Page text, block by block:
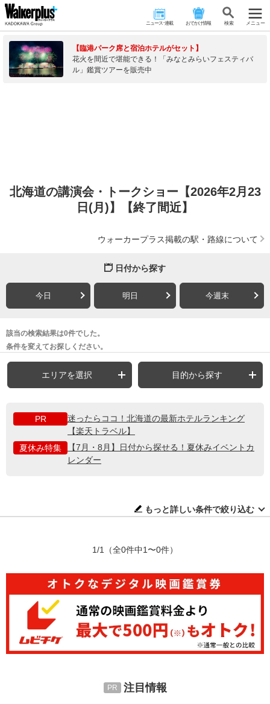
ニュース･連載 おでかけ情報 検 索 メニュー
【臨港パーク席と宿泊ホテルがセット】
花火を間近で堪能できる！「みなとみらいフェスティバ
ル」鑑賞ツアーを販売中
北海道の講演会・トークショー【2026年2月23
日(月)】【終了間近】
ウォーカープラス掲載の駅・路線について
日付から探す
今日 明日 今週末
該当の検索結果は0件でした。
条件を変えてお探しください。
エリアを選択 目的から探す
PR
迷ったらココ！北海道の最新ホテルランキング
【楽天トラベル】
夏休み特集
【7月・8月】日付から探せる！夏休みイベントカ
レンダー
もっと詳しい条件で絞り込む
1/1 （全0件中1〜0件）
注目情報